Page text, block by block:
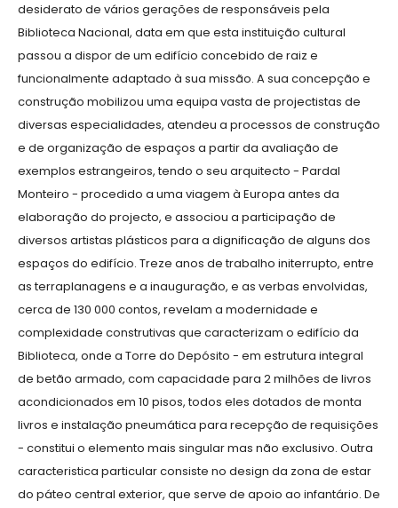
desiderato de vários gerações de responsáveis pela
Biblioteca Nacional, data em que esta instituição cultural
passou a dispor de um edifício concebido de raiz e
funcionalmente adaptado à sua missão. A sua concepção e
construção mobilizou uma equipa vasta de projectistas de
diversas especialidades, atendeu a processos de construção
e de organização de espaços a partir da avaliação de
exemplos estrangeiros, tendo o seu arquitecto - Pardal
Monteiro - procedido a uma viagem à Europa antes da
elaboração do projecto, e associou a participação de
diversos artistas plásticos para a dignificação de alguns dos
espaços do edifício. Treze anos de trabalho initerrupto, entre
as terraplanagens e a inauguração, e as verbas envolvidas,
cerca de 130 000 contos, revelam a modernidade e
complexidade construtivas que caracterizam o edifício da
Biblioteca, onde a Torre do Depósito - em estrutura integral
de betão armado, com capacidade para 2 milhões de livros
acondicionados em 10 pisos, todos eles dotados de monta
livros e instalação pneumática para recepção de requisições
- constitui o elemento mais singular mas não exclusivo. Outra
caracteristica particular consiste no design da zona de estar
do páteo central exterior, que serve de apoio ao infantário. De